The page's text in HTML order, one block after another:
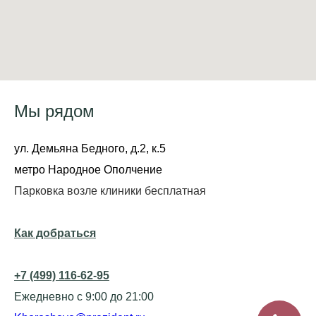
Мы рядом
ул. Демьяна Бедного, д.2, к.5
метро Народное Ополчение
Парковка возле клиники бесплатная
Как добраться
+7 (499) 116-62-95
Ежедневно с 9:00 до 21:00